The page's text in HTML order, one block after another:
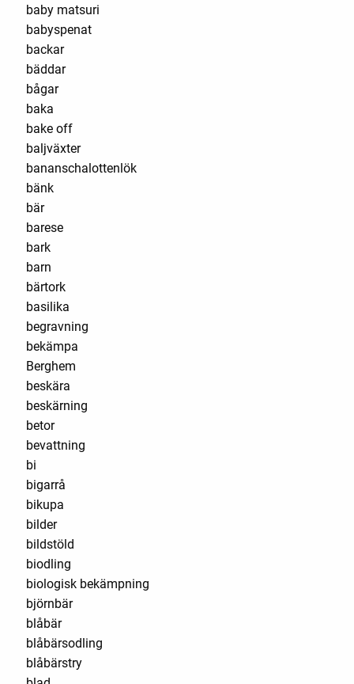
baby matsuri
babyspenat
backar
bäddar
bågar
baka
bake off
baljväxter
bananschalottenlök
bänk
bär
barese
bark
barn
bärtork
basilika
begravning
bekämpa
Berghem
beskära
beskärning
betor
bevattning
bi
bigarrå
bikupa
bilder
bildstöld
biodling
biologisk bekämpning
björnbär
blåbär
blåbärsodling
blåbärstry